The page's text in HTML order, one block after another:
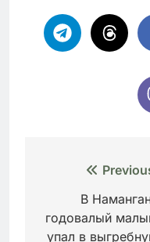
Навигация
записям
В
годовалый
упал в